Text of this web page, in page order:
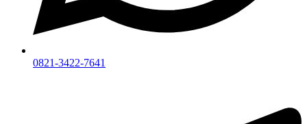
0821-3422-7641